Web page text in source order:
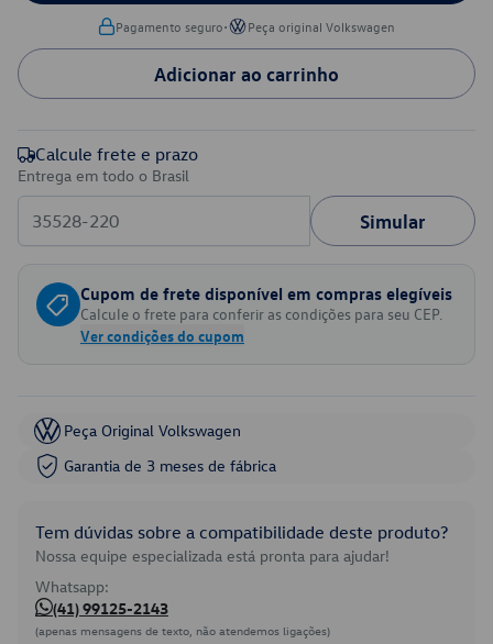
Pagamento seguro• Peça original Volkswagen
Adicionar ao carrinho
Calcule frete e prazo
Entrega em todo o Brasil
Simular
Cupom de frete disponível em compras elegíveis
Calcule o frete para conferir as condições para seu CEP.
Ver condições do cupom
Peça Original Volkswagen
Garantia de 3 meses de fábrica
Tem dúvidas sobre a compatibilidade deste produto?
Nossa equipe especializada está pronta para ajudar!
Whatsapp:
(41) 99125-2143
(apenas mensagens de texto, não atendemos ligações)